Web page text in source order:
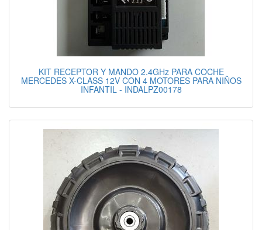
KIT RECEPTOR Y MANDO 2.4GHz PARA COCHE
MERCEDES X-CLASS 12V CON 4 MOTORES PARA NIÑOS
INFANTIL - INDALPZ00178